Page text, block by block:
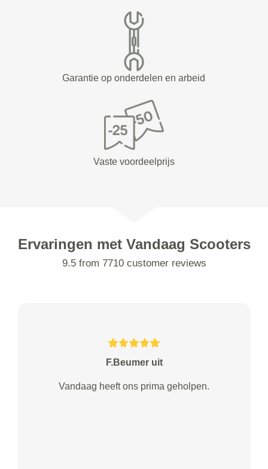
Garantie op onderdelen en arbeid
Vaste voordeelprijs
Ervaringen met Vandaag Scooters
9.5 from 7710 customer reviews
F.Beumer uit
Vandaag heeft ons prima geholpen.